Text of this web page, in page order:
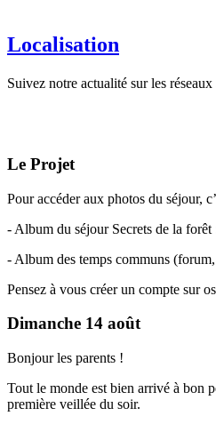
Localisation
Suivez notre actualité sur les
Le Projet
Pour accéder aux photos du séjour,
- Album du séjour Secrets de la forêt
- Album des temps communs
Pensez à vous créer un compte sur
Dimanche 14 août
Bonjour les parents !
Tout le monde est bien arrivé à bon
première veillée du soir.